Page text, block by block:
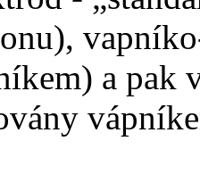
a pak